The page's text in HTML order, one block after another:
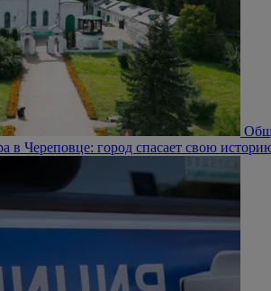
в Череповце: город спасает свою